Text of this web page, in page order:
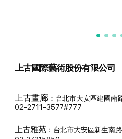
上古國際藝術股份有限公司
上古畫廊 ： 台北市大安區建國南
02-2711-3577#777
上古雅苑 ： 台北市大安區新生南